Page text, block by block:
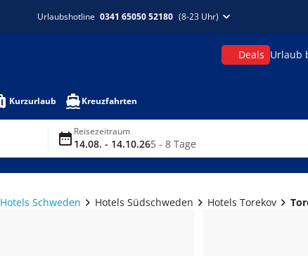
Urlaubshotline 0341 65050 52180 (8-23 Uhr)
Deals Urlaub
Kurzurlaub Kreuzfahrten
Reisezeitraum
14.08. - 14.10.265 - 8 Tage
Hotels Schweden Hotels Südschweden Hotels Torekov